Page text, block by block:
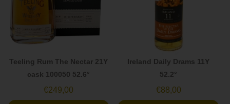
Teeling Rum The Nectar 21Y
cask 100050 52.6°
€249,00
Ireland Daily Drams 11Y
52.2°
€88,00